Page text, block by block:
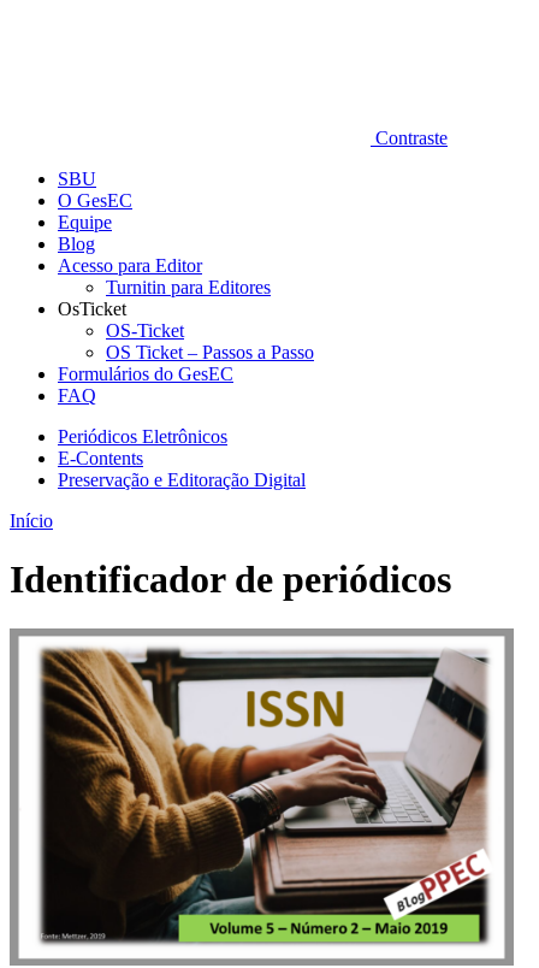
Contraste
SBU
O GesEC
Equipe
Blog
Acesso para Editor
Turnitin para Editores
OsTicket
OS-Ticket
OS Ticket – Passos a Passo
Formulários do GesEC
FAQ
Periódicos Eletrônicos
E-Contents
Preservação e Editoração Digital
Início
Identificador de periódicos